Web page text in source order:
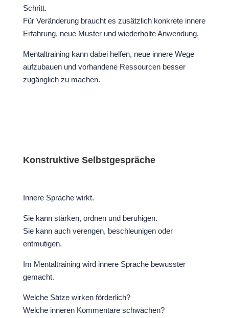
Schritt.
Für Veränderung braucht es zusätzlich konkrete innere
Erfahrung, neue Muster und wiederholte Anwendung.
Mentaltraining kann dabei helfen, neue innere Wege
aufzubauen und vorhandene Ressourcen besser
zugänglich zu machen.
Konstruktive Selbstgespräche
Innere Sprache wirkt.
Sie kann stärken, ordnen und beruhigen.
Sie kann auch verengen, beschleunigen oder
entmutigen.
Im Mentaltraining wird innere Sprache bewusster
gemacht.
Welche Sätze wirken förderlich?
Welche inneren Kommentare schwächen?